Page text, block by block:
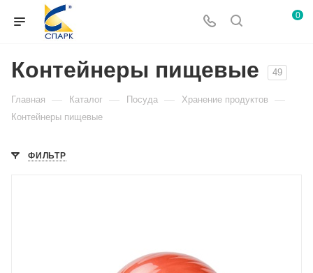
0
Контейнеры пищевые 49
Главная — Каталог — Посуда — Хранение продуктов —
Контейнеры пищевые
ФИЛЬТР